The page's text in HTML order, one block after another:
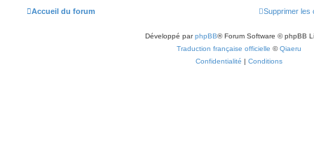
Accueil du forum Supprimer les
Développé parphpBB® Forum Software © phpBB
Traduction française officielle ©Qiaeru
Confidentialité | Conditions